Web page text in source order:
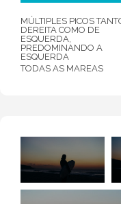
Vento NE-N-E.
Excelente calidade
MÚLTIPLES PICOS
DEREITA COMO DE
ESQUERDA,
PREDOMINANDO A
ESQUERDA
TODAS AS MAREAS